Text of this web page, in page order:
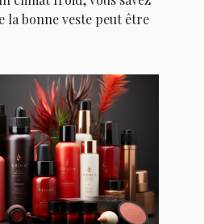
la bonne veste peut être